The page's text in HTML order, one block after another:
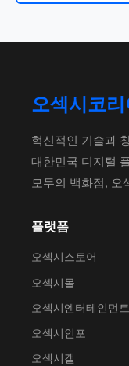
오섹시코
혁신적인 기술과
대한민국 디지털
모두의 백화점, 오
플랫폼
오섹시스토어
오섹시몰
오섹시엔터테인먼트
오섹시인포
오섹시갤